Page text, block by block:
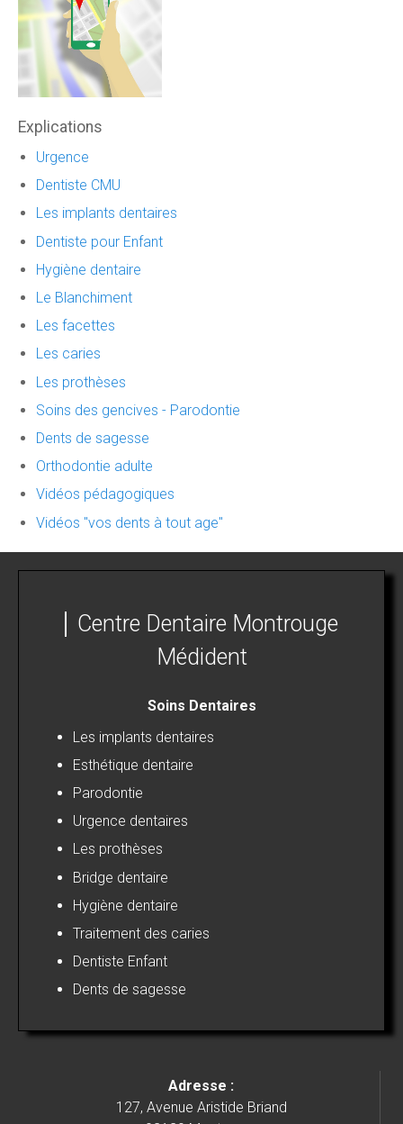
Explications
Urgence
Dentiste CMU
Les implants dentaires
Dentiste pour Enfant
Hygiène dentaire
Le Blanchiment
Les facettes
Les caries
Les prothèses
Soins des gencives - Parodontie
Dents de sagesse
Orthodontie adulte
Vidéos pédagogiques
Vidéos "vos dents à tout age"
Centre Dentaire Montrouge
Médident
Soins Dentaires
Les implants dentaires
Esthétique dentaire
Parodontie
Urgence dentaires
Les prothèses
Bridge dentaire
Hygiène dentaire
Traitement des caries
Dentiste Enfant
Dents de sagesse
Adresse :
127, Avenue Aristide Briand